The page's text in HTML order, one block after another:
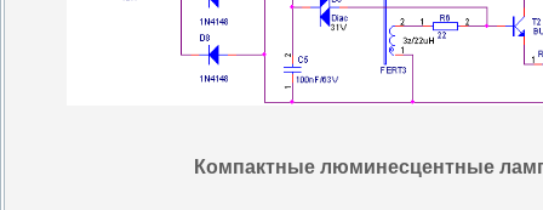
Компактные люминесцентные